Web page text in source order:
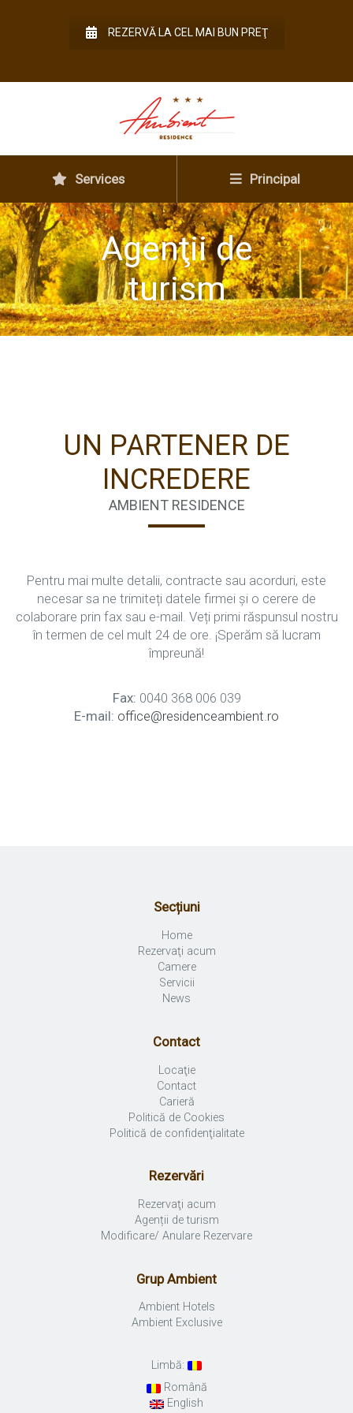
REZERVĂ LA CEL MAI BUN PREŢ
Services Principal
Agenţii de
turism
UN PARTENER DE
INCREDERE
AMBIENT RESIDENCE
Pentru mai multe detalii, contracte sau acorduri, este
necesar sa ne trimiteți datele firmei și o cerere de
colaborare prin fax sau e-mail. Veți primi răspunsul nostru
în termen de cel mult 24 de ore. ¡Sperăm să lucram
împreună!
Fax: 0040 368 006 039
E-mail: office@residenceambient.ro
Secțiuni
Home
Rezervaţi acum
Camere
Servicii
News
Contact
Locaţie
Contact
Carieră
Politică de Cookies
Politică de confidenţialitate
Rezervări
Rezervaţi acum
Agenții de turism
Modificare/ Anulare Rezervare
Grup Ambient
Ambient Hotels
Ambient Exclusive
Limbă:
Română
English